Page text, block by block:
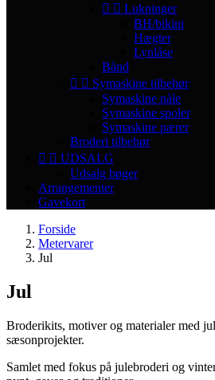
  Lukninger
BH/bikini
Hægter
Lynlåse
Bånd
  Symaskine tilbehør
Symaskine nåle
Symaskine spoler
Symaskine pærer
Broderi tilbehør
  UDSALG
Udsalg bøger
Arrangementer
Gavekort
Forside
Metervarer
Jul
Jul
Broderikits, motiver og materialer med
sæsonprojekter.
Samlet med fokus på julebroderi og